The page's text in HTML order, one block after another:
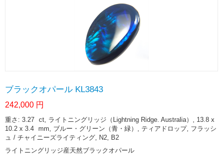
ブラックオパール KL3843
242,000 円
重さ: 3.27 ct, ライトニングリッジ（Lightning Ridge. Australia）, 13.8 x
10.2 x 3.4 mm, ブルー・グリーン（青・緑）, ティアドロップ, フラッシ
ュ / チャイニーズライティング, N2, B2
ライトニングリッジ産天然ブラックオパール